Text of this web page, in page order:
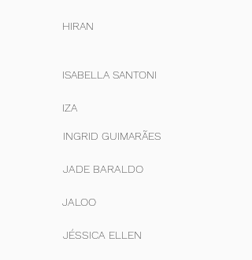
HIRAN
ISABELLA SANTONI
IZA
INGRID GUIMARÃES
JADE BARALDO
JALOO
JÉSSICA ELLEN